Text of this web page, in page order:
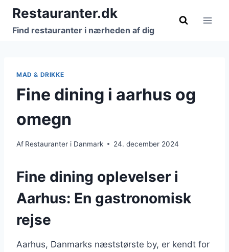
Fortsæt
indhold
Restauranter.dk
Find restauranter i nærheden af dig
MAD & DRIKKE
Fine dining i aarhus og
omegn
Af Restauranter i Danmark 24. december 2024
Fine dining oplevelser i
Aarhus: En gastronomisk
rejse
Aarhus, Danmarks næststørste by, er kendt for